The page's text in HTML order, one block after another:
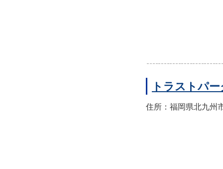
トラストパ
住所：福岡県北九州